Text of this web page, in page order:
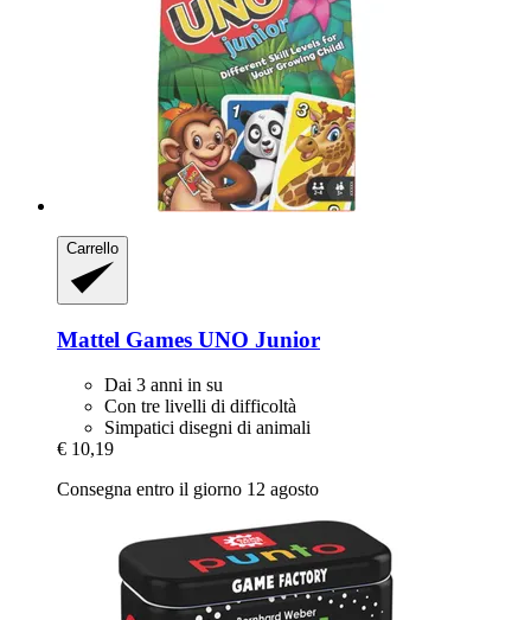
Carrello
Mattel Games UNO Junior
Dai 3 anni in su
Con tre livelli di difficoltà
Simpatici disegni di animali
€ 10,19
Consegna entro il giorno 12 agosto